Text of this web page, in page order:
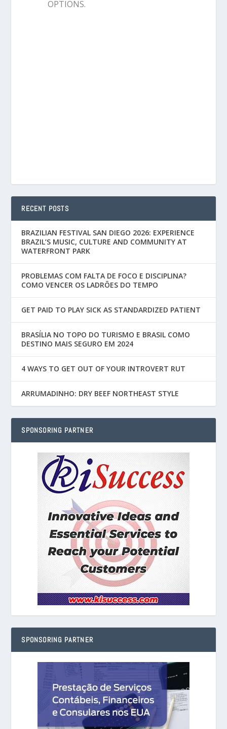
OPTIONS.
RECENT POSTS
BRAZILIAN FESTIVAL SAN DIEGO 2026: EXPERIENCE
BRAZIL’S MUSIC, CULTURE AND COMMUNITY AT
WATERFRONT PARK
PROBLEMAS COM FALTA DE FOCO E DISCIPLINA?
COMO VENCER OS LADRÕES DO TEMPO
GET PAID TO PLAY SICK AS STANDARDIZED PATIENT
BRASÍLIA NO TOPO DO TURISMO E BRASIL COMO
DESTINO MAIS SEGURO EM 2024
4 WAYS TO GET OUT OF YOUR INTROVERT RUT
ARRUMADINHO: DRY BEEF NORTHEAST STYLE
SPONSORING PARTNER
SPONSORING PARTNER